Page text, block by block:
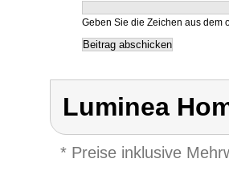
Geben Sie die Zeichen aus dem
Luminea
* Preise inklusive